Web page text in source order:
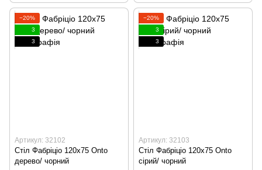
−20%
3
3
Артикул: 32102
Стіл Фабріціо 120х75 Onto
дерево/ чорний
−20%
3
3
Артикул: 32103
Стіл Фабріціо 120х75 Onto
сірий/ чорний